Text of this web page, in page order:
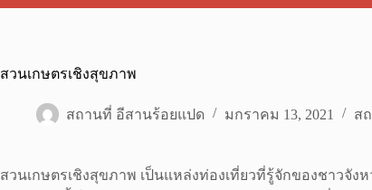
สวนเกษตรเชิงสุขภาพ
สถานที่ อีสานร้อยแปด มกราคม 13, 2021 ส
สวนเกษตรเชิงสุขภาพ เป็นแหล่งท่องเที่ยวที่รู้จักของชาวจัง